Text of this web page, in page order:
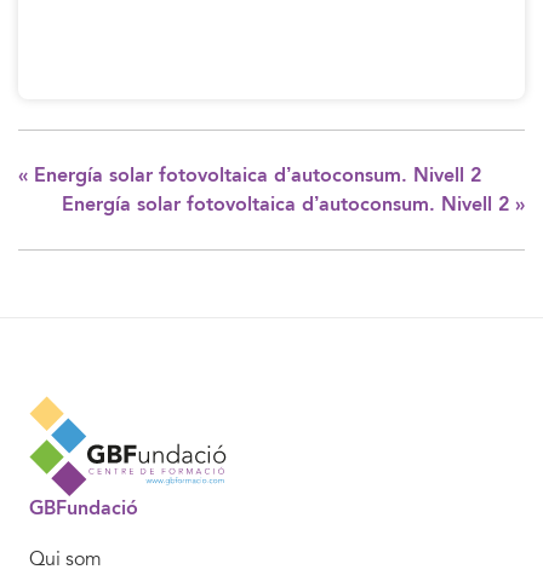
« Energía solar fotovoltaica d’autoconsum. Nivell 2
Energía solar fotovoltaica d’autoconsum. Nivell 2 »
GBFundació
Qui som